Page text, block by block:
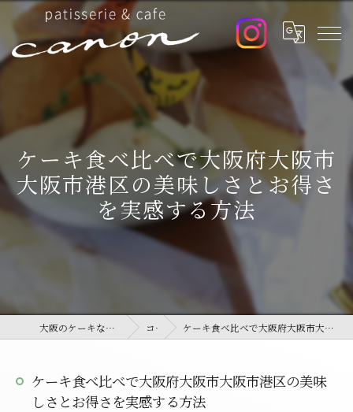
ケーキ食べ比べで大阪府大阪市
大阪市港区の美味しさとお得さ
を実感する方法
大阪のケーキならpatisserie&cafe canon コラム ケーキ食べ比べで大阪府大阪市大阪市港区の美味しさとお得さを実感する方法
ケーキ食べ比べで大阪府大阪市大阪市港区の美味
しさとお得さを実感する方法